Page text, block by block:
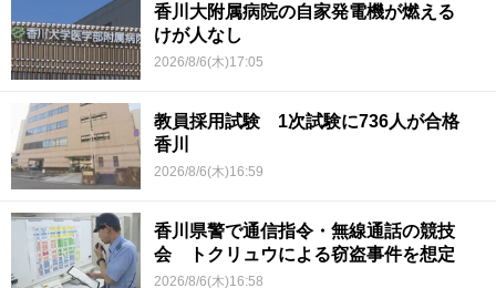
香川大附属病院の自家発電機が燃える
けが人なし
2026/8/6(木)17:05
教員採用試験 1次試験に736人が合格
香川
2026/8/6(木)16:59
香川県警で通信指令・無線通話の競技
会 トクリュウによる窃盗事件を想定
2026/8/6(木)16:58